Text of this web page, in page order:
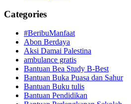
Categories
#BeribuManfaat
Abon Berdaya
Aksi Damai Palestina
ambulance gratis
Bantuan Bea Study B-Best
Bantuan Buka Puasa dan Sahur
Bantuan Buku tulis
Bantuan Pendidikan